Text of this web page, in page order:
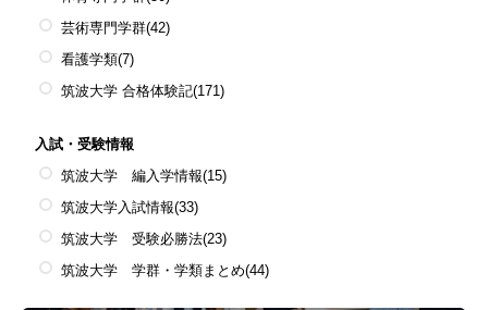
芸術専門学群(42)
看護学類(7)
筑波大学 合格体験記(171)
入試・受験情報
筑波大学 編入学情報(15)
筑波大学入試情報(33)
筑波大学 受験必勝法(23)
筑波大学 学群・学類まとめ(44)